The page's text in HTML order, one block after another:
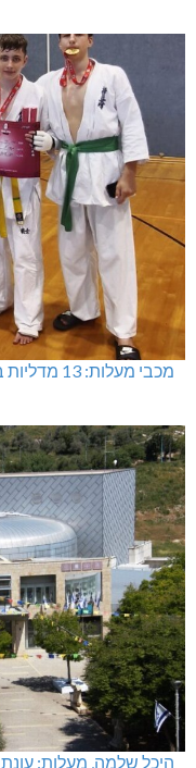
מכבי מעלות: 13 מדליות באליפות ישראל
היכל שלמה, מעלות: עונת 26-27